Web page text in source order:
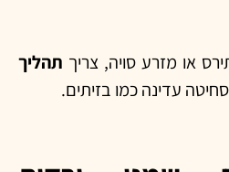
או מזרע סויה, צריך תהליך
עדינה כמו בזיתים.